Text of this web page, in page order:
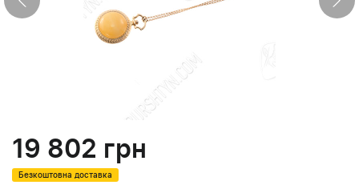
19 802 грн
Безкоштовна доставка